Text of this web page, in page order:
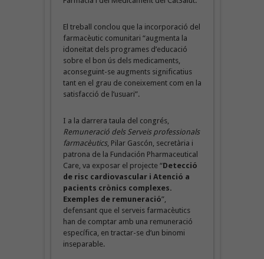
El treball conclou que la incorporació del
farmacèutic comunitari “augmenta la
idoneïtat dels programes d’educació
sobre el bon ús dels medicaments,
aconseguint-se augments significatius
tant en el grau de coneixement com en la
satisfacció de l’usuari”.
I a la darrera taula del congrés,
Remuneració dels Serveis professionals
farmacèutics, Pilar Gascón, secretària i
patrona de la Fundación Pharmaceutical
Care, va exposar el projecte “Detecció
de risc cardiovascular i Atenció a
pacients crònics complexes.
Exemples de remuneració”,
defensant que el serveis farmacèutics
han de comptar amb una remuneració
específica, en tractar-se d’un binomi
inseparable.